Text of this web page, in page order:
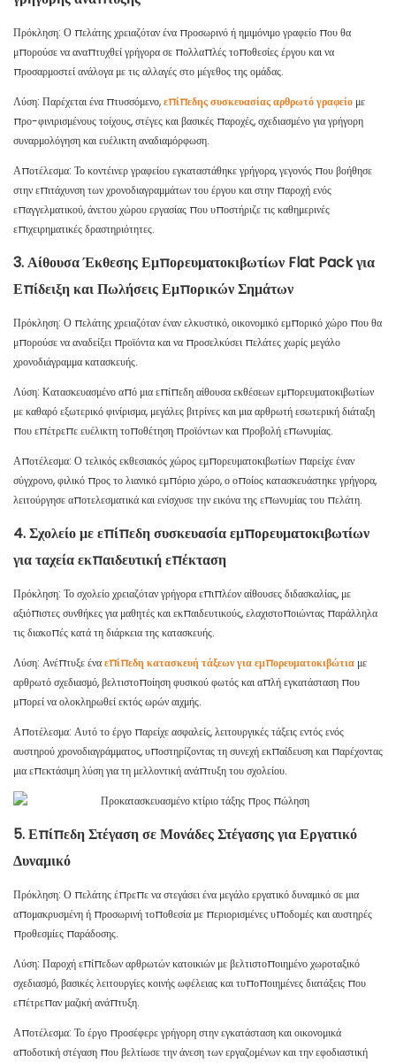
Πρόκληση: Ο πελάτης χρειαζόταν ένα προσωρινό ή ημιμόνιμο γραφείο που θα
μπορούσε να αναπτυχθεί γρήγορα σε πολλαπλές τοποθεσίες έργου και να
προσαρμοστεί ανάλογα με τις αλλαγές στο μέγεθος της ομάδας.
Λύση: Παρέχεται ένα πτυσσόμενο,επίπεδης συσκευασίας αρθρωτό γραφείο με
προ-φινιρισμένους τοίχους, στέγες και βασικές παροχές, σχεδιασμένο για γρήγορη
συναρμολόγηση και ευέλικτη αναδιαμόρφωση.
Αποτέλεσμα: Το κοντέινερ γραφείου εγκαταστάθηκε γρήγορα, γεγονός που βοήθησε
στην επιτάχυνση των χρονοδιαγραμμάτων του έργου και στην παροχή ενός
επαγγελματικού, άνετου χώρου εργασίας που υποστήριζε τις καθημερινές
επιχειρηματικές δραστηριότητες.
3. Αίθουσα Έκθεσης Εμπορευματοκιβωτίων Flat Pack για
Επίδειξη και Πωλήσεις Εμπορικών Σημάτων
Πρόκληση: Ο πελάτης χρειαζόταν έναν ελκυστικό, οικονομικό εμπορικό χώρο που θα
μπορούσε να αναδείξει προϊόντα και να προσελκύσει πελάτες χωρίς μεγάλο
χρονοδιάγραμμα κατασκευής.
Λύση: Κατασκευασμένο από μια επίπεδη αίθουσα εκθέσεων εμπορευματοκιβωτίων
με καθαρό εξωτερικό φινίρισμα, μεγάλες βιτρίνες και μια αρθρωτή εσωτερική διάταξη
που επέτρεπε ευέλικτη τοποθέτηση προϊόντων και προβολή επωνυμίας.
Αποτέλεσμα: Ο τελικός εκθεσιακός χώρος εμπορευματοκιβωτίων παρείχε έναν
σύγχρονο, φιλικό προς το λιανικό εμπόριο χώρο, ο οποίος κατασκευάστηκε γρήγορα,
λειτούργησε αποτελεσματικά και ενίσχυσε την εικόνα της επωνυμίας του πελάτη.
4. Σχολείο με επίπεδη συσκευασία εμπορευματοκιβωτίων
για ταχεία εκπαιδευτική επέκταση
Πρόκληση: Το σχολείο χρειαζόταν γρήγορα επιπλέον αίθουσες διδασκαλίας, με
αξιόπιστες συνθήκες για μαθητές και εκπαιδευτικούς, ελαχιστοποιώντας παράλληλα
τις διακοπές κατά τη διάρκεια της κατασκευής.
Λύση: Ανέπτυξε έναεπίπεδη κατασκευή τάξεων για εμπορευματοκιβώτια με
αρθρωτό σχεδιασμό, βελτιστοποίηση φυσικού φωτός και απλή εγκατάσταση που
μπορεί να ολοκληρωθεί εκτός ωρών αιχμής.
Αποτέλεσμα: Αυτό το έργο παρείχε ασφαλείς, λειτουργικές τάξεις εντός ενός
αυστηρού χρονοδιαγράμματος, υποστηρίζοντας τη συνεχή εκπαίδευση και παρέχοντας
μια επεκτάσιμη λύση για τη μελλοντική ανάπτυξη του σχολείου.
5. Επίπεδη Στέγαση σε Μονάδες Στέγασης για Εργατικό
Δυναμικό
Πρόκληση: Ο πελάτης έπρεπε να στεγάσει ένα μεγάλο εργατικό δυναμικό σε μια
απομακρυσμένη ή προσωρινή τοποθεσία με περιορισμένες υποδομές και αυστηρές
προθεσμίες παράδοσης.
Λύση: Παροχή επίπεδων αρθρωτών κατοικιών με βελτιστοποιημένο χωροταξικό
σχεδιασμό, βασικές λειτουργίες κοινής ωφέλειας και τυποποιημένες διατάξεις που
επέτρεπαν μαζική ανάπτυξη.
Αποτέλεσμα: Το έργο προσέφερε γρήγορη στην εγκατάσταση και οικονομικά
αποδοτική στέγαση που βελτίωσε την άνεση των εργαζομένων και την εφοδιαστική